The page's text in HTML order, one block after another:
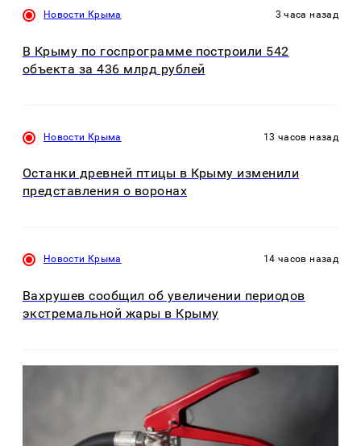
Новости Крыма 3 часа назад
В Крыму по госпрограмме построили 542
объекта за 436 млрд рублей
Новости Крыма 13 часов назад
Останки древней птицы в Крыму изменили
представления о воронах
Новости Крыма 14 часов назад
Вахрушев сообщил об увеличении периодов
экстремальной жары в Крыму